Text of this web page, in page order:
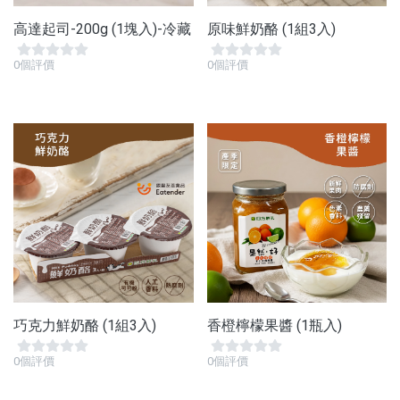
高達起司-200g (1塊入)-冷藏
0個評價
原味鮮奶酪 (1組3入)
0個評價
巧克力鮮奶酪 (1組3入)
0個評價
香橙檸檬果醬 (1瓶入)
0個評價